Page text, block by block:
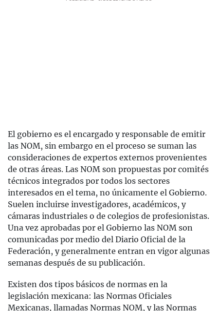
El gobierno es el encargado y responsable de emitir
las NOM, sin embargo en el proceso se suman las
consideraciones de expertos externos provenientes
de otras áreas. Las NOM son propuestas por comités
técnicos integrados por todos los sectores
interesados en el tema, no únicamente el Gobierno.
Suelen incluirse investigadores, académicos, y
cámaras industriales o de colegios de profesionistas.
Una vez aprobadas por el Gobierno las NOM son
comunicadas por medio del Diario Oficial de la
Federación, y generalmente entran en vigor algunas
semanas después de su publicación.
Existen dos tipos básicos de normas en la
legislación mexicana: las Normas Oficiales
Mexicanas, llamadas Normas NOM, y las Normas